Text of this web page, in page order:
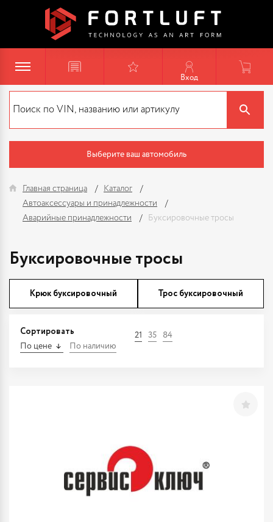
Вход
Выберите ваш автомобиль
Главная страница
Каталог
Автоаксессуары и принадлежности
Аварийные принадлежности
Буксировочные тросы
Буксировочные тросы
Крюк буксировочный Трос буксировочный
Сортировать
По цене По наличию
21 35 84